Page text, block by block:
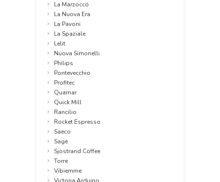
La Marzocco
La Nuova Era
La Pavoni
La Spaziale
Lelit
Nuova Simonelli
Philips
Pontevecchio
Profitec
Quamar
Quick Mill
Rancilio
Rocket Espresso
Saeco
Sage
Sjöstrand Coffee
Torre
Vibiemme